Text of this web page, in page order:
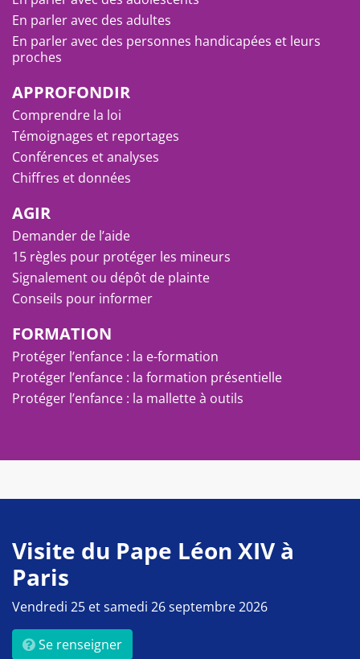
En parler avec des adultes
En parler avec des personnes handicapées et leurs
proches
APPROFONDIR
Comprendre la loi
Témoignages et reportages
Conférences et analyses
Chiffres et données
AGIR
Demander de l’aide
15 règles pour protéger les mineurs
Signalement ou dépôt de plainte
Conseils pour informer
FORMATION
Protéger l’enfance : la e-formation
Protéger l’enfance : la formation présentielle
Protéger l’enfance : la mallette à outils
Visite du Pape Léon XIV à
Paris
Vendredi 25 et samedi 26 septembre 2026
Se renseigner